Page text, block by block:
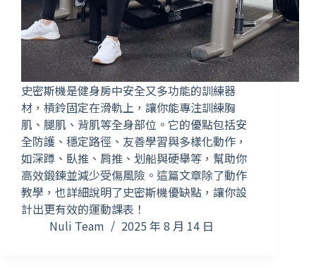
史密斯機是健身房中安全又多功能的訓練器
材，槓鈴固定在滑軌上，讓你能專注訓練胸
肌、腿肌、背肌等全身部位。它的優點包括安
全防護、穩定路徑、友善學習與多樣化動作，
如深蹲、臥推、肩推、划船與硬舉等，幫助你
高效鍛鍊並減少受傷風險。這篇文章除了動作
教學，也詳細說明了史密斯機優缺點，讓你設
計出更有效的運動課表！
Nuli Team
2025 年 8 月 14 日